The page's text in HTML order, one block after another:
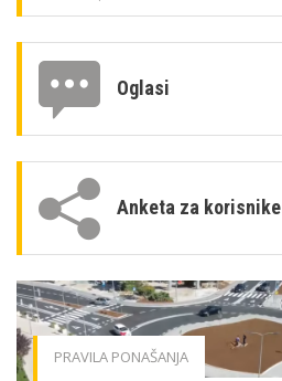
Oglasi
Anketa za korisnike
PRAVILA PONAŠANJA